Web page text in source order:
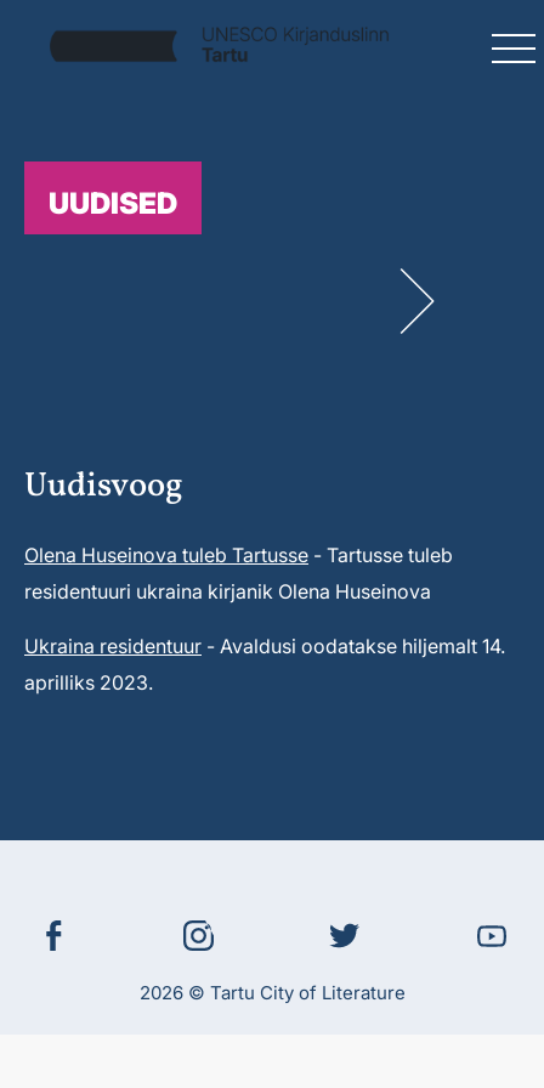
UUDISED
Uudisvoog
Olena Huseinova tuleb Tartusse - Tartusse tuleb
residentuuri ukraina kirjanik Olena Huseinova
Ukraina residentuur - Avaldusi oodatakse hiljemalt 14.
aprilliks 2023.
2026 © Tartu City of Literature